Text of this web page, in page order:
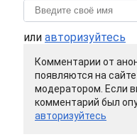
или авторизуйтесь
Комментарии от
появляются на
модератором. Если
комментарий был
авторизуйтесь